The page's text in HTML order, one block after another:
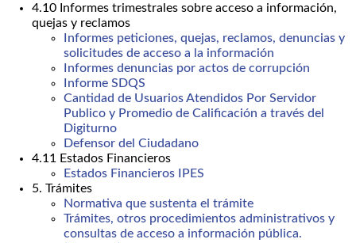
4.10 Informes trimestrales sobre acceso a información,
quejas y reclamos
Informes peticiones, quejas, reclamos, denuncias y
solicitudes de acceso a la información
Informes denuncias por actos de corrupción
Informe SDQS
Cantidad de Usuarios Atendidos Por Servidor
Publico y Promedio de Calificación a través del
Digiturno
Defensor del Ciudadano
4.11 Estados Financieros
Estados Financieros IPES
5. Trámites
Normativa que sustenta el trámite
Trámites, otros procedimientos administrativos y
consultas de acceso a información pública.